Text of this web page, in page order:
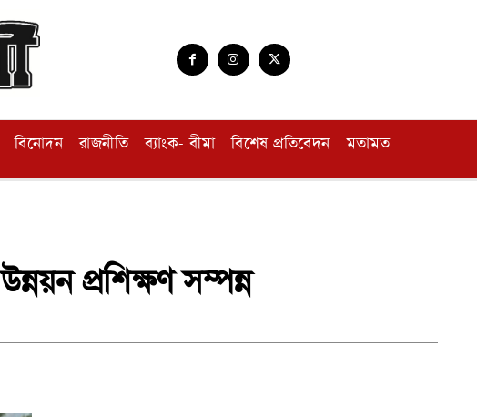
বিনোদন রাজনীতি ব্যাংক- বীমা বিশেষ প্রতিবেদন মতামত
প্রশিক্ষণ সম্পন্ন